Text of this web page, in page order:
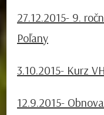
27.12.2015- 9.
Poľany
3.10.2015- Kurz
12.9.2015-